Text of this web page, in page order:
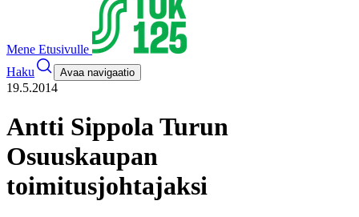
Mene Etusivulle
Haku
Avaa navigaatio
19.5.2014
Antti Sippola Turun
Osuuskaupan
toimitusjohtajaksi